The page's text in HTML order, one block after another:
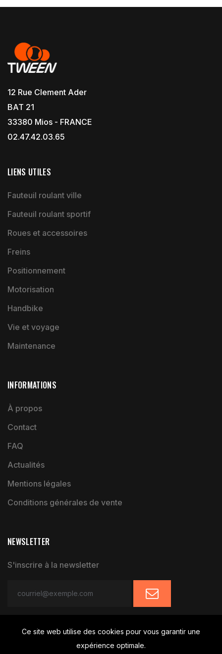
12 Rue Clement Ader
BAT 21
33380 Mios - FRANCE
02.47.42.03.65
LIENS UTILES
Fauteuil roulant ville
Fauteuil roulant sportif
Roues et accessoires
Freins
Positionnement
Motorisation
Handbike
Vie et voyage
Maintenance
INFORMATIONS
À propos
Contact
FAQ
Actualités
Mentions légales
Conditions générales de vente
NEWSLETTER
S'inscrire à la newsletter
Ce site web utilise des cookies pour vous garantir une
expérience optimale.